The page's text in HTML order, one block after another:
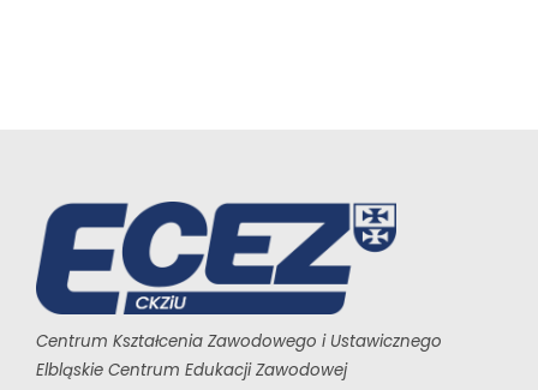
Centrum Kształcenia Zawodowego i Ustawicznego
Elbląskie Centrum Edukacji Zawodowej